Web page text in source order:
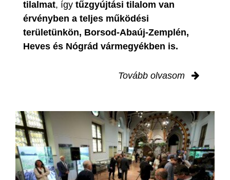
tilalmat, így tűzgyújtási tilalom van
érvényben a teljes működési
területünkön, Borsod-Abaúj-Zemplén,
Heves és Nógrád vármegyékben is.
Tovább olvasom